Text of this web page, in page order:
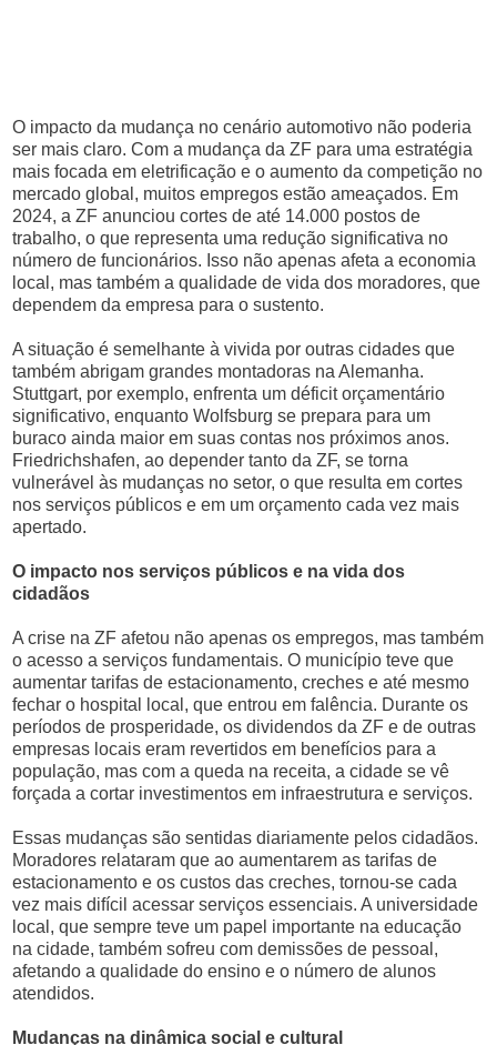
O impacto da mudança no cenário automotivo não poderia
ser mais claro. Com a mudança da ZF para uma estratégia
mais focada em eletrificação e o aumento da competição no
mercado global, muitos empregos estão ameaçados. Em
2024, a ZF anunciou cortes de até 14.000 postos de
trabalho, o que representa uma redução significativa no
número de funcionários. Isso não apenas afeta a economia
local, mas também a qualidade de vida dos moradores, que
dependem da empresa para o sustento.
A situação é semelhante à vivida por outras cidades que
também abrigam grandes montadoras na Alemanha.
Stuttgart, por exemplo, enfrenta um déficit orçamentário
significativo, enquanto Wolfsburg se prepara para um
buraco ainda maior em suas contas nos próximos anos.
Friedrichshafen, ao depender tanto da ZF, se torna
vulnerável às mudanças no setor, o que resulta em cortes
nos serviços públicos e em um orçamento cada vez mais
apertado.
O impacto nos serviços públicos e na vida dos
cidadãos
A crise na ZF afetou não apenas os empregos, mas também
o acesso a serviços fundamentais. O município teve que
aumentar tarifas de estacionamento, creches e até mesmo
fechar o hospital local, que entrou em falência. Durante os
períodos de prosperidade, os dividendos da ZF e de outras
empresas locais eram revertidos em benefícios para a
população, mas com a queda na receita, a cidade se vê
forçada a cortar investimentos em infraestrutura e serviços.
Essas mudanças são sentidas diariamente pelos cidadãos.
Moradores relataram que ao aumentarem as tarifas de
estacionamento e os custos das creches, tornou-se cada
vez mais difícil acessar serviços essenciais. A universidade
local, que sempre teve um papel importante na educação
na cidade, também sofreu com demissões de pessoal,
afetando a qualidade do ensino e o número de alunos
atendidos.
Mudanças na dinâmica social e cultural